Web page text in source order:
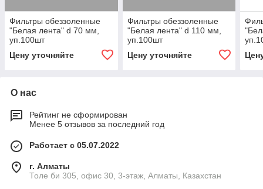
Фильтры обеззоленные
"Белая лента" d 70 мм,
уп.100шт
Цену уточняйте
Фильтры обеззоленные
"Белая лента" d 110 мм,
уп.100шт
Цену уточняйте
О нас
Рейтинг не сформирован
Менее 5 отзывов за последний год
Работает с 05.07.2022
г. Алматы
Толе би 305, офис 30, 3-этаж, Алматы, Казахстан